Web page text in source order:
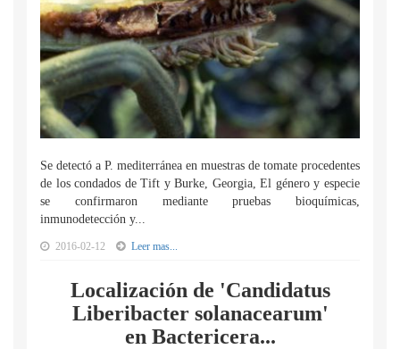
Se detectó a P. mediterránea en muestras de tomate procedentes
de los condados de Tift y Burke, Georgia, El género y especie
se confirmaron mediante pruebas bioquímicas,
inmunodetección y...
2016-02-12 Leer mas...
Localización de 'Candidatus
Liberibacter solanacearum'
en Bactericera...